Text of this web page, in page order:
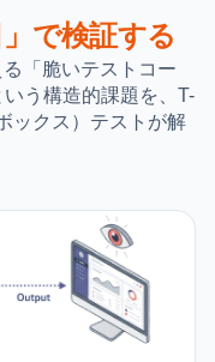
で検証する
「脆いテストコー
う構造的課題を、T-
ックス）テストが解